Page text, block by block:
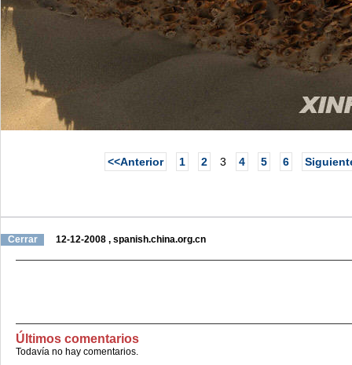
<<Anterior 1 2 3 4 5 6
Cerrar 12-12-2008 , spanish.china.org.cn
Últimos comentarios
Todavía no hay comentarios.